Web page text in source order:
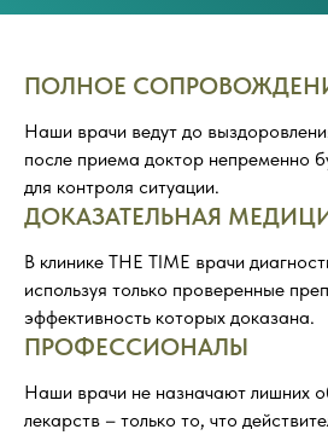
ПОЛНОЕ
Наши врачи ведут до
после приема доктор непременно
для контроля ситуации.
ДОКАЗАТЕЛЬНАЯ
В клинике THE TIME врачи
используя только проверенные
эффективность которых доказана.
ПРОФЕССИОНАЛЫ
Наши врачи не назначают лишних
лекарств – только то, что